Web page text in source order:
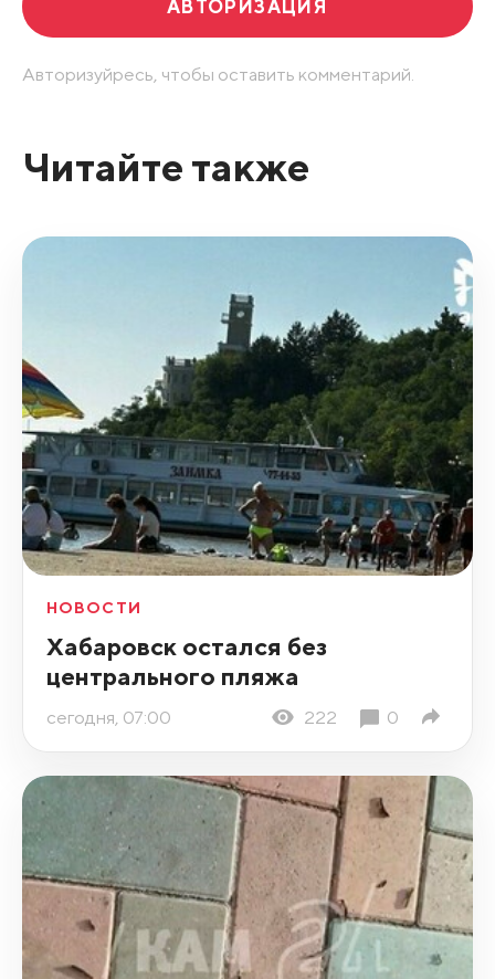
АВТОРИЗАЦИЯ
Авторизуйресь, чтобы оставить комментарий.
Читайте также
НОВОСТИ
Хабаровск остался без
центрального пляжа
сегодня, 07:00 222 0